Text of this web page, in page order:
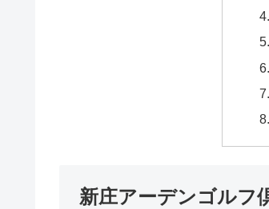
新庄アーデンゴルフ